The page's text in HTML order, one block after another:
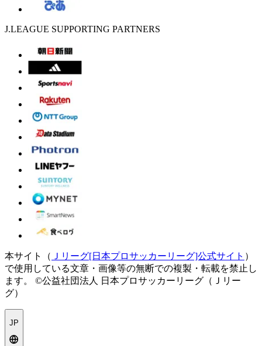
J.LEAGUE SUPPORTING PARTNERS
本サイト（ Ｊリーグ[日本プロサッカーリーグ]公式サイト ）
で使用している文章・画像等の無断での複製・転載を禁止し
ます。
©公益社団法人 日本プロサッカーリーグ（Ｊリー
グ）
JP